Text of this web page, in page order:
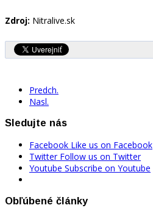
Zdroj: Nitralive.sk
Predch.
Nasl.
Sledujte nás
Facebook Like us on Facebook
Twitter Follow us on Twitter
Youtube Subscribe on Youtube
Obľúbené články